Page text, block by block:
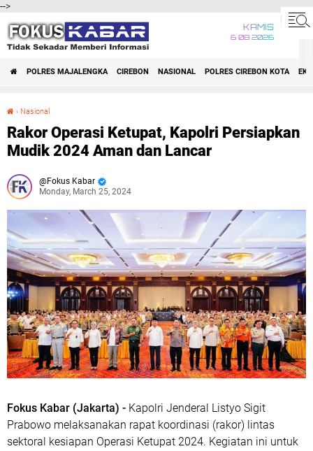
-->
KAMIS
6 08 2026
POLRES MAJALENGKA CIREBON NASIONAL POLRES CIREBON KOTA
› Nasional
Rakor Operasi Ketupat, Kapolri Persiapkan
Mudik 2024 Aman dan Lancar
Fokus Kabar
Monday, March 25, 2024
Fokus Kabar (Jakarta) - Kapolri Jenderal Listyo Sigit
Prabowo melaksanakan rapat koordinasi (rakor) lintas
sektoral kesiapan Operasi Ketupat 2024. Kegiatan ini untuk